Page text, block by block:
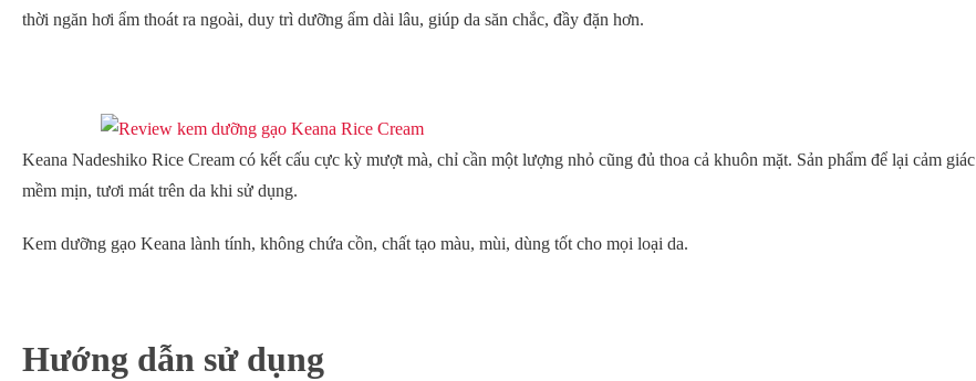
thời ngăn hơi ẩm thoát ra ngoài, duy trì dưỡng ẩm dài lâu, giúp da săn chắc, đầy đặn hơn.
Keana Nadeshiko Rice Cream có kết cấu cực kỳ mượt mà, chỉ cần một lượng nhỏ cũng đủ thoa cả khuôn mặt. Sản phẩm để lại cảm giác
mềm mịn, tươi mát trên da khi sử dụng.
Kem dưỡng gạo Keana lành tính, không chứa cồn, chất tạo màu, mùi, dùng tốt cho mọi loại da.
Hướng dẫn sử dụng